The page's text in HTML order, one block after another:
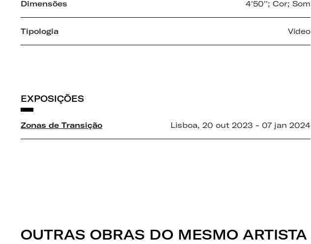
Dimensões 4'50''; Cor; Som
Tipologia Vídeo
EXPOSIÇÕES
Zonas de Transição Lisboa, 20 out 2023 - 07 jan 2024
OUTRAS OBRAS DO MESMO ARTISTA